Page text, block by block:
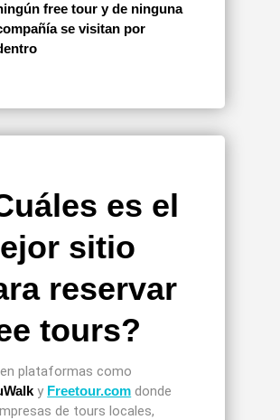
free tour y de ninguna
se visitan por
es el
sitio
reservar
tours?
plataformas como
y Freetour.com donde
de tours locales,